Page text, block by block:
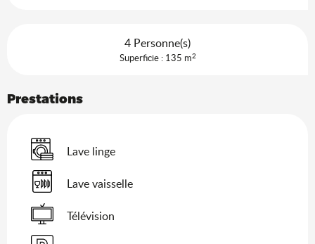
4 Personne(s)
Superficie : 135 m2
Prestations
Lave linge
Lave vaisselle
Télévision